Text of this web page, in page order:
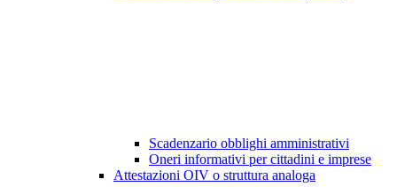
Scadenzario obblighi amministrativi
Oneri informativi per cittadini e imprese
Attestazioni OIV o struttura analoga